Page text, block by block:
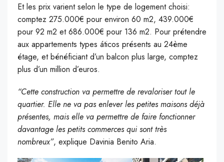
Et les prix varient selon le type de logement choisi:
comptez 275.000€ pour environ 60 m2, 439.000€
pour 92 m2 et 686.000€ pour 136 m2. Pour prétendre
aux appartements types áticos présents au 24ème
étage, et bénéficiant d’un balcon plus large, comptez
plus d’un million d’euros.
“Cette construction va permettre de revaloriser tout le
quartier. Elle ne va pas enlever les petites maisons déjà
présentes, mais elle va permettre de faire fonctionner
davantage les petits commerces qui sont très
nombreux”, explique Davinia Benito Aria.